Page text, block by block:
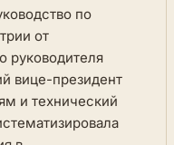
по
от
руководителя
вице-президент
и технический